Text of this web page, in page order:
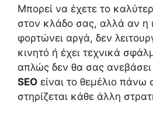
Μπορεί να έχετε το
στον κλάδο σας, αλλά αν η
φορτώνει αργά, δεν
κινητό ή έχει τεχνικά
απλώς δεν θα σας
SEO είναι το θεμέλιο πάνω
στηρίζεται κάθε άλλη